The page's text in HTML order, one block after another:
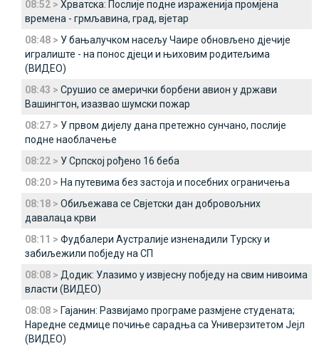
08:52 > Хрватска: Послије подне израженија промјена
времена - грмљавина, град, вјетар
08:48 > У бањалучком насељу Чаире обновљено дјечије
игралиште - на понос дјеци и њиховим родитељима
(ВИДЕО)
08:43 > Срушио се амерички борбени авион у држави
Вашингтон, изазвао шумски пожар
08:27 > У првом дијелу дана претежно сунчано, послије
подне наоблачење
08:22 > У Српској рођено 16 беба
08:20 > На путевима без застоја и посебних ограничења
08:18 > Обиљежава се Свјетски дан добровољних
давалаца крви
08:11 > Фудбалери Аустралије изненадили Турску и
забиљежили побједу на СП
08:08 > Додик: Улазимо у извјесну побједу на свим нивоима
власти (ВИДЕО)
08:08 > Гајанин: Развијамо програме размјене студената;
Наредне седмице почиње сарадња са Универзитетом Јејл
(ВИДЕО)